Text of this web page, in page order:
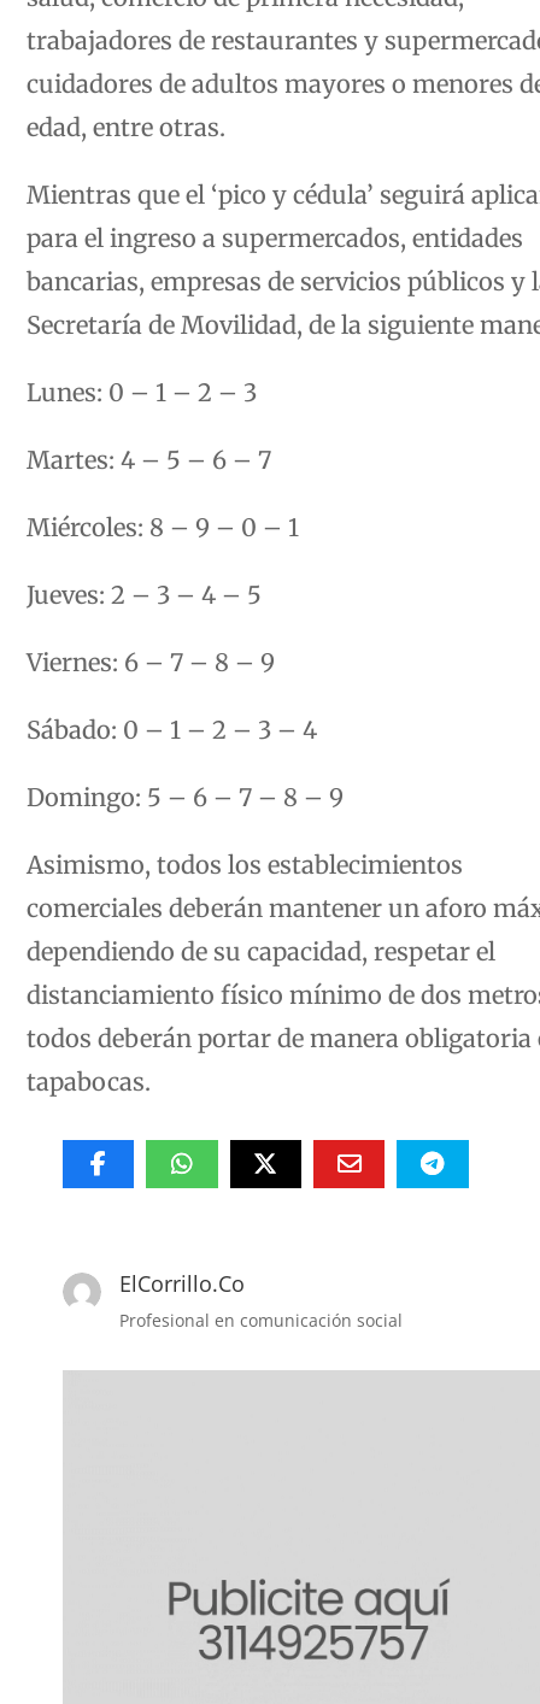
trabajadores de restaurantes y
cuidadores de adultos mayores o menores
edad, entre otras.
Mientras que el ‘pico y cédula’ seguirá
para el ingreso a supermercados, entidades
bancarias, empresas de servicios públicos y
Secretaría de Movilidad, de la siguiente
Lunes: 0 – 1 – 2 – 3
Martes: 4 – 5 – 6 – 7
Miércoles: 8 – 9 – 0 – 1
Jueves: 2 – 3 – 4 – 5
Viernes: 6 – 7 – 8 – 9
Sábado: 0 – 1 – 2 – 3 – 4
Domingo: 5 – 6 – 7 – 8 – 9
Asimismo, todos los establecimientos
comerciales deberán mantener un aforo
dependiendo de su capacidad, respetar el
distanciamiento físico mínimo de dos
todos deberán portar de manera obligatoria
tapabocas.
ElCorrillo.Co